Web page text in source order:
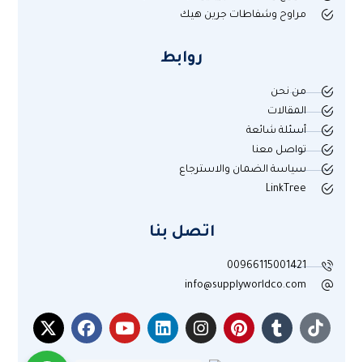
مراوح وشفاطات جرين هيك
روابط
من نحن
المقالات
أسئلة شائعة
تواصل معنا
سياسة الضمان والاسترجاع
LinkTree
اتصل بنا
00966115001421
info@supplyworldco.com